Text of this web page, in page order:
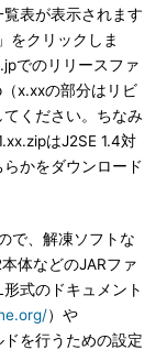
表が表示されます
をクリックしま
でのリリースファ
x.xxの部分はリビ
ください。ちなみ
はJ2SE 1.4対
かをダウンロード
で、解凍ソフトな
体などのJARファ
式のドキュメント
）や
ドを行うための設定